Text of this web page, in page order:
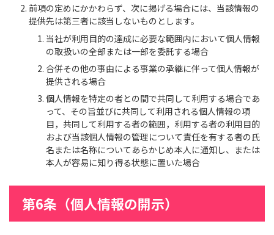
前項の定めにかかわらず、次に掲げる場合には、当該情報の
提供先は第三者に該当しないものとします。
当社が利用目的の達成に必要な範囲内において個人情報
の取扱いの全部または一部を委託する場合
合併その他の事由による事業の承継に伴って個人情報が
提供される場合
個人情報を特定の者との間で共同して利用する場合であ
って、その旨並びに共同して利用される個人情報の項
目，共同して利用する者の範囲，利用する者の利用目的
および当該個人情報の管理について責任を有する者の氏
名または名称についてあらかじめ本人に通知し、または
本人が容易に知り得る状態に置いた場合
第6条（個人情報の開示）